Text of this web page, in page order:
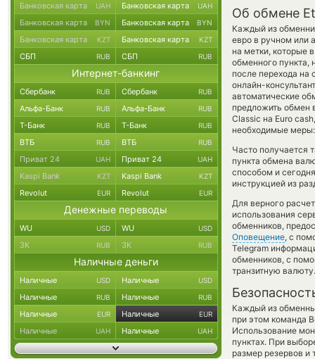
Об обмене
Каждый из
евро в ручном или
на метки, которые
обменного пункта,
после перехода на
онлайн-
автоматические
предложить обмен
Classic на Euro
необходимые
Часто получается
пункта обмена
способом и
инструкцией из
Для верного
использования
обменников,
Оповещение, с
Telegram
обменников, с
транзитную валюту.
Каждый из
при этом команда
Использование
пунктах. При
размер резервов и
Банковская карта UAH Банковская карта UAH
Банковская карта BYN Банковская карта BYN
Банковская карта KZT Банковская карта KZT
СБП RUB СБП RUB
Интернет-банкинг
Сбербанк RUB Сбербанк RUB
Альфа-Банк RUB Альфа-Банк RUB
Т-Банк RUB Т-Банк RUB
ВТБ RUB ВТБ RUB
Приват 24 UAH Приват 24 UAH
Kaspi Bank KZT Kaspi Bank KZT
Revolut EUR Revolut EUR
Денежные переводы
WU USD WU USD
ЗК RUB ЗК RUB
Наличные деньги
Наличные USD Наличные USD
Наличные RUB Наличные RUB
Наличные EUR Наличные EUR
Наличные UAH Наличные UAH